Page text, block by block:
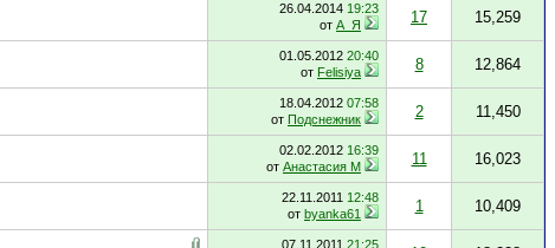
26.04.2014 19:23
от А_Я 17 15,259
01.05.2012 20:40
от Felisiya 8 12,864
18.04.2012 07:58
от Подснежник 2 11,450
02.02.2012 16:39
от Анастасия М 11 16,023
22.11.2011 12:48
от byanka61 1 10,409
07.11.2011 21:25